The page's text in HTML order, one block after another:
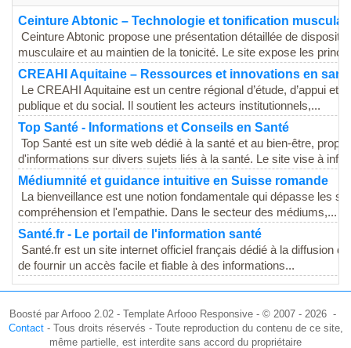
Ceinture Abtonic – Technologie et tonification
Ceinture Abtonic propose une présentation détaillée de
musculaire et au maintien de la tonicité. Le site expose les
CREAHI Aquitaine – Ressources et innovations en
Le CREAHI Aquitaine est un centre régional d’étude, d’appui et
publique et du social. Il soutient les acteurs institutionnels,...
Top Santé - Informations et Conseils en Santé
Top Santé est un site web dédié à la santé et au bien-être,
d'informations sur divers sujets liés à la santé. Le site vise à
Médiumnité et guidance intuitive en Suisse romande
La bienveillance est une notion fondamentale qui dépasse les
compréhension et l'empathie. Dans le secteur des médiums,...
Santé.fr - Le portail de l'information santé
Santé.fr est un site internet officiel français dédié à la diffusion
de fournir un accès facile et fiable à des informations...
Boosté par Arfooo 2.02 - Template Arfooo Responsive - © 2007 - 2026 -
Contact- Tous droits réservés - Toute reproduction du contenu de ce site,
même partielle, est interdite sans accord du propriétaire